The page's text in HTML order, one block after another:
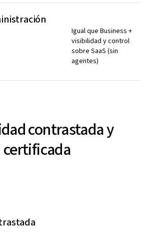
Igual que Business +
visibilidad y control
sobre SaaS (sin
agentes)
contrastada y
certificada